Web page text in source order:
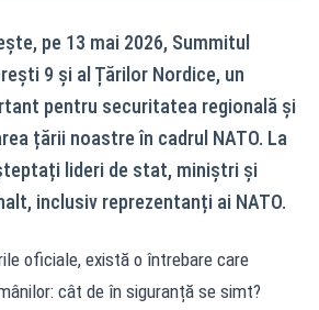
pe 13 mai 2026, Summitul
9 și al Țărilor Nordice, un
pentru securitatea regională și
țării noastre în cadrul NATO. La
lideri de stat, miniștri și
inclusiv reprezentanți ai NATO.
oficiale, există o întrebare care
cât de în siguranță se simt?